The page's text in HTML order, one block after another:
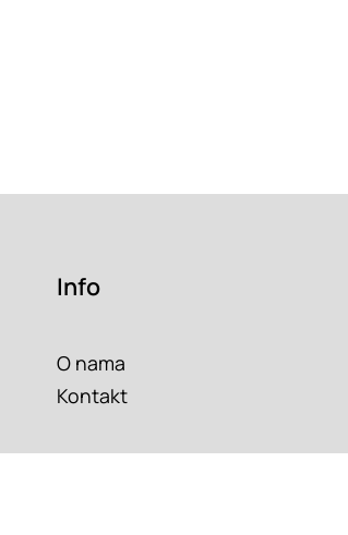
Info
O nama
Kontakt